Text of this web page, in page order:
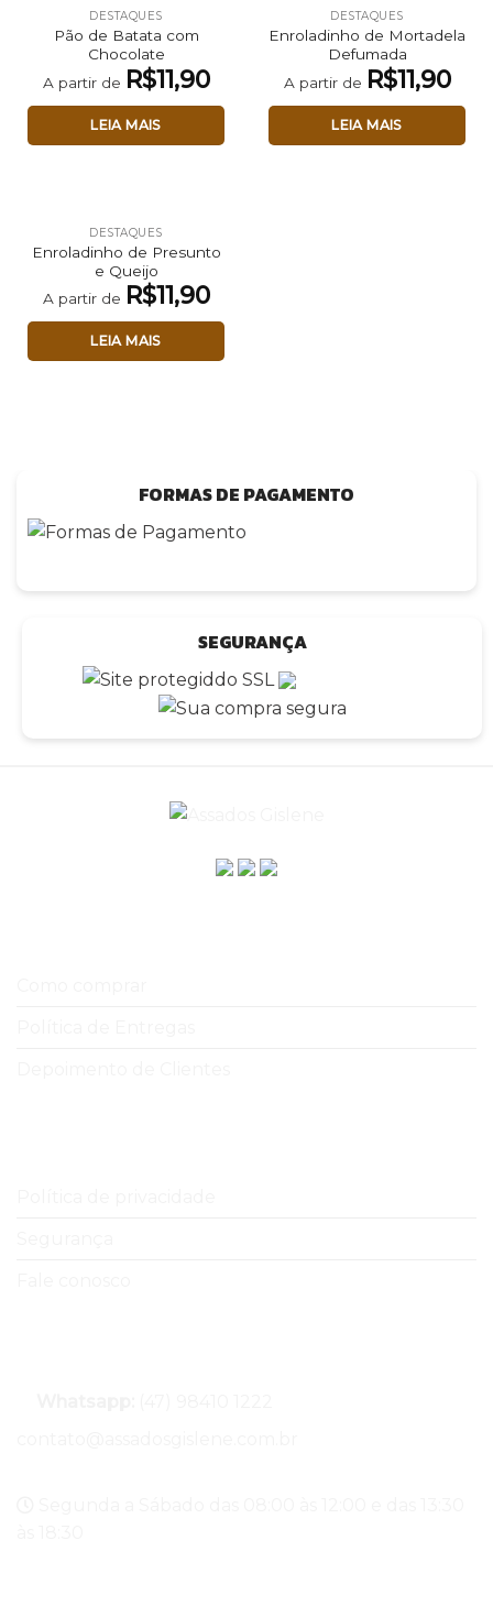
DESTAQUES
Pão de Batata com
Chocolate
A partir de R$11,90
LEIA MAIS
DESTAQUES
Enroladinho de Mortadela
Defumada
A partir de R$11,90
LEIA MAIS
DESTAQUES
Enroladinho de Presunto
e Queijo
A partir de
R$11,90
LEIA MAIS
FORMAS DE PAGAMENTO
SEGURANÇA